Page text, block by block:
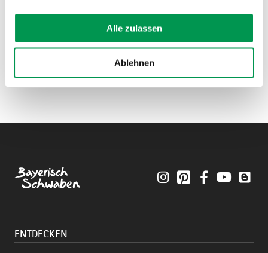
Alle zulassen
Ablehnen
InstagramPinterestFacebookYouTube
ENTDECKEN